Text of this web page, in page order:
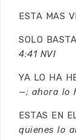
ESTA MAS
SOLO
4:41 NVI
YA LO HA
—; ahora lo
ESTAS EN
quienes lo